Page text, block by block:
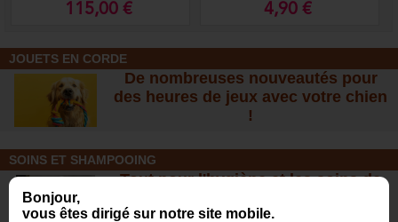
Bonjour,
vous êtes dirigé sur notre site mobile.
115,00 € 4,90 €
JOUETS EN CORDE
De nombreuses nouveautés pour
des heures de jeux avec votre chien
!
SOINS ET SHAMPOOING
Tout pour l'hygiène et les soins de